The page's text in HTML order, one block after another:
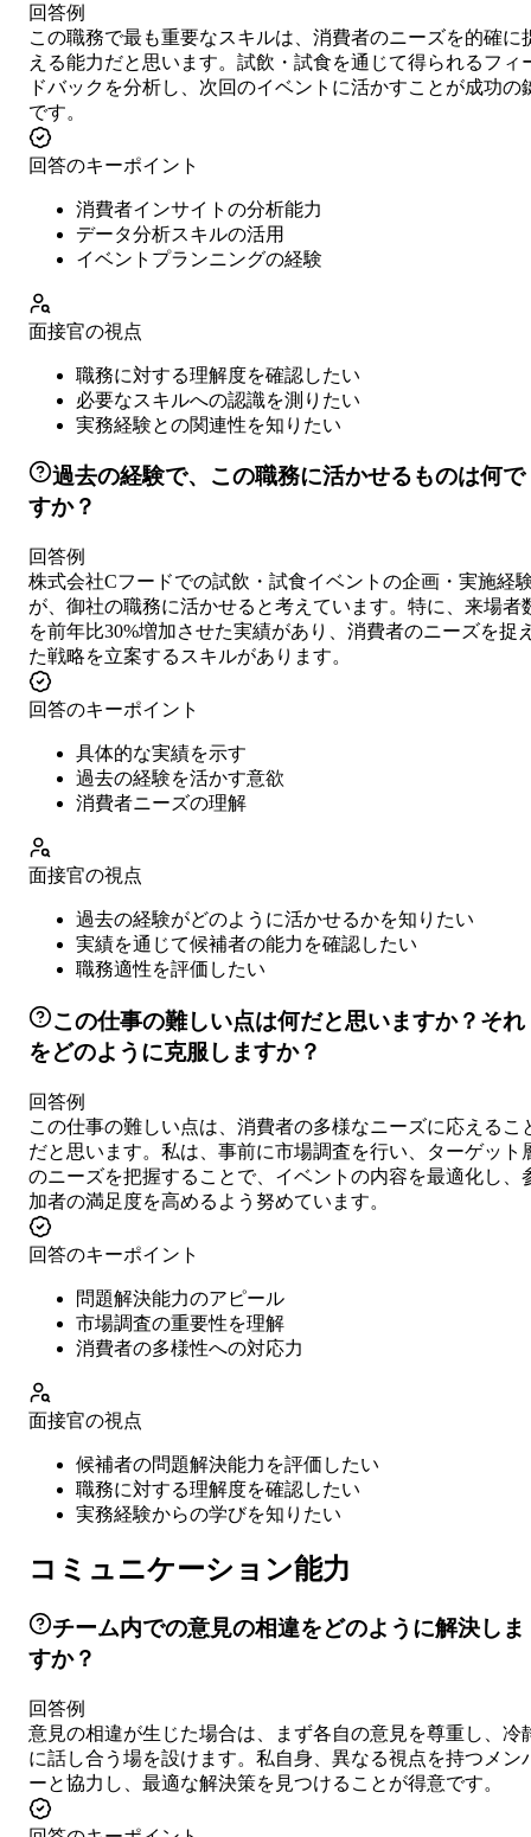
回答例
この職務で最も重要なスキルは、消費者のニーズを的確に
える能力だと思います。試飲・試食を通じて得られるフィ
ドバックを分析し、次回のイベントに活かすことが成功の
です。
回答のキーポイント
消費者インサイトの分析能力
データ分析スキルの活用
イベントプランニングの経験
面接官の視点
職務に対する理解度を確認したい
必要なスキルへの認識を測りたい
実務経験との関連性を知りたい
過去の経験で、この職務に活かせるものは何で
すか？
回答例
株式会社Cフードでの試飲・試食イベントの企画・実施経
が、御社の職務に活かせると考えています。特に、来場者
を前年比30%増加させた実績があり、消費者のニーズを捉
た戦略を立案するスキルがあります。
回答のキーポイント
具体的な実績を示す
過去の経験を活かす意欲
消費者ニーズの理解
面接官の視点
過去の経験がどのように活かせるかを知りたい
実績を通じて候補者の能力を確認したい
職務適性を評価したい
この仕事の難しい点は何だと思いますか？それ
をどのように克服しますか？
回答例
この仕事の難しい点は、消費者の多様なニーズに応えるこ
だと思います。私は、事前に市場調査を行い、ターゲット
のニーズを把握することで、イベントの内容を最適化し、
加者の満足度を高めるよう努めています。
回答のキーポイント
問題解決能力のアピール
市場調査の重要性を理解
消費者の多様性への対応力
面接官の視点
候補者の問題解決能力を評価したい
職務に対する理解度を確認したい
実務経験からの学びを知りたい
コミュニケーション能力
チーム内での意見の相違をどのように解決しま
すか？
回答例
意見の相違が生じた場合は、まず各自の意見を尊重し、冷
に話し合う場を設けます。私自身、異なる視点を持つメン
ーと協力し、最適な解決策を見つけることが得意です。